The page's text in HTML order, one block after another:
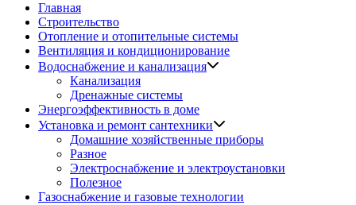
Главная
Строительство
Отопление и отопительные системы
Вентиляция и кондиционирование
Водоснабжение и канализация
Канализация
Дренажные системы
Энергоэффективность в доме
Установка и ремонт сантехники
Домашние хозяйственные приборы
Разное
Электроснабжение и электроустановки
Полезное
Газоснабжение и газовые технологии